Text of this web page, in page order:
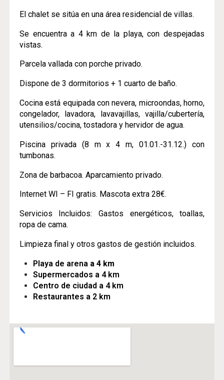
El chalet se sitúa en una área residencial de villas.
Se encuentra a 4 km de la playa, con despejadas
vistas.
Parcela vallada con porche privado.
Dispone de 3 dormitorios + 1 cuarto de baño.
Cocina está equipada con nevera, microondas, horno,
congelador, lavadora, lavavajillas, vajilla/cubertería,
utensilios/cocina, tostadora y hervidor de agua.
Piscina privada (8 m x 4 m, 01.01.-31.12.) con
tumbonas.
Zona de barbacoa. Aparcamiento privado.
Internet WI – FI gratis. Mascota extra 28€.
Servicios Incluidos: Gastos energéticos, toallas,
ropa de cama.
Limpieza final y otros gastos de gestión incluidos.
Playa de arena a 4 km
Supermercados a 4 km
Centro de ciudad a 4 km
Restaurantes a 2 km